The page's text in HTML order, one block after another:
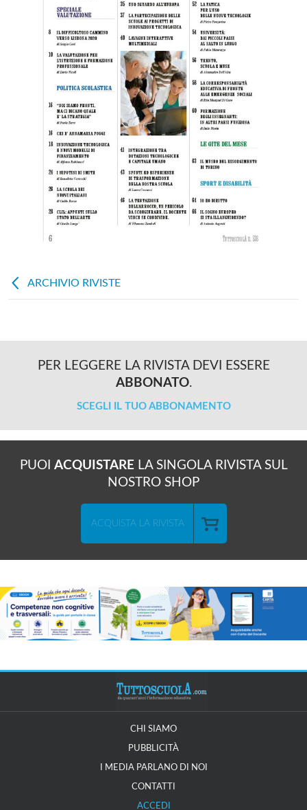
ARCHIVIO RIVISTE
PER LEGGERE LA RIVISTA DEVI ESSERE
ABBONATO.
SCEGLI IL TUO ABBONAMENTO
PUOI ACQUISTARELA SINGOLA RIVISTA SUL
NOSTRO SHOP
ACQUISTA LA RIVISTA
CHI SIAMO
PUBBLICITÀ
I MEDIA PARLANO DI NOI
CONTATTI
ACCEDI